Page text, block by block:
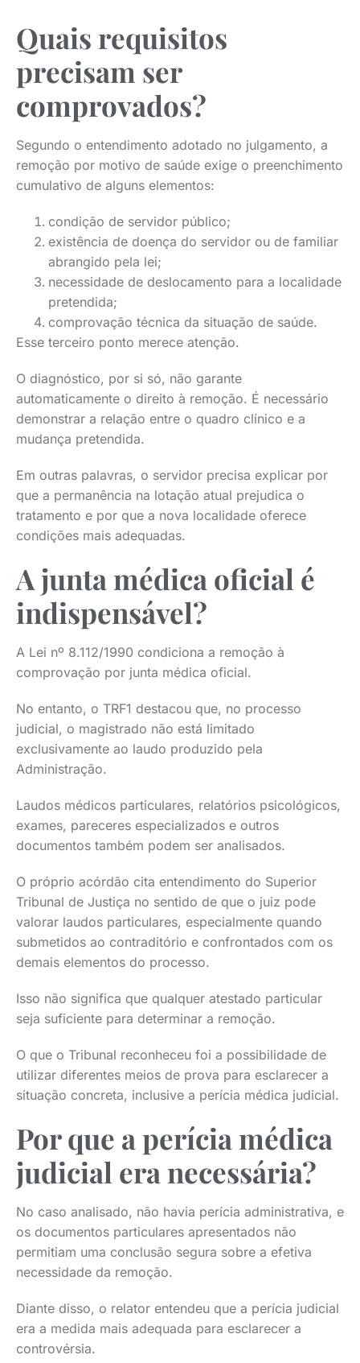
Quais requisitos
precisam ser
comprovados?
Segundo o entendimento adotado no julgamento, a
remoção por motivo de saúde exige o preenchimento
cumulativo de alguns elementos:
condição de servidor público;
existência de doença do servidor ou de familiar
abrangido pela lei;
necessidade de deslocamento para a localidade
pretendida;
comprovação técnica da situação de saúde.
Esse terceiro ponto merece atenção.
O diagnóstico, por si só, não garante
automaticamente o direito à remoção. É necessário
demonstrar a relação entre o quadro clínico e a
mudança pretendida.
Em outras palavras, o servidor precisa explicar por
que a permanência na lotação atual prejudica o
tratamento e por que a nova localidade oferece
condições mais adequadas.
A junta médica oficial é
indispensável?
A Lei nº 8.112/1990 condiciona a remoção à
comprovação por junta médica oficial.
No entanto, o TRF1 destacou que, no processo
judicial, o magistrado não está limitado
exclusivamente ao laudo produzido pela
Administração.
Laudos médicos particulares, relatórios psicológicos,
exames, pareceres especializados e outros
documentos também podem ser analisados.
O próprio acórdão cita entendimento do Superior
Tribunal de Justiça no sentido de que o juiz pode
valorar laudos particulares, especialmente quando
submetidos ao contraditório e confrontados com os
demais elementos do processo.
Isso não significa que qualquer atestado particular
seja suficiente para determinar a remoção.
O que o Tribunal reconheceu foi a possibilidade de
utilizar diferentes meios de prova para esclarecer a
situação concreta, inclusive a perícia médica judicial.
Por que a perícia médica
judicial era necessária?
No caso analisado, não havia perícia administrativa, e
os documentos particulares apresentados não
permitiam uma conclusão segura sobre a efetiva
necessidade da remoção.
Diante disso, o relator entendeu que a perícia judicial
era a medida mais adequada para esclarecer a
controvérsia.